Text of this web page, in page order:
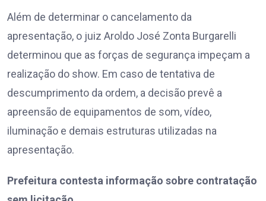
Além de determinar o cancelamento da
apresentação, o juiz Aroldo José Zonta Burgarelli
determinou que as forças de segurança impeçam a
realização do show. Em caso de tentativa de
descumprimento da ordem, a decisão prevê a
apreensão de equipamentos de som, vídeo,
iluminação e demais estruturas utilizadas na
apresentação.
Prefeitura contesta informação sobre contratação